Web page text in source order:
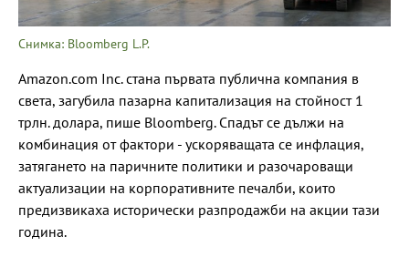
Снимка: Bloomberg L.P.
Amazon.com Inc. стана първата публична компания в
света, загубила пазарна капитализация на стойност 1
трлн. долара, пише Bloomberg. Спадът се дължи на
комбинация от фактори - ускоряващата се инфлация,
затягането на паричните политики и разочароващи
актуализации на корпоративните печалби, които
предизвикаха исторически разпродажби на акции тази
година.